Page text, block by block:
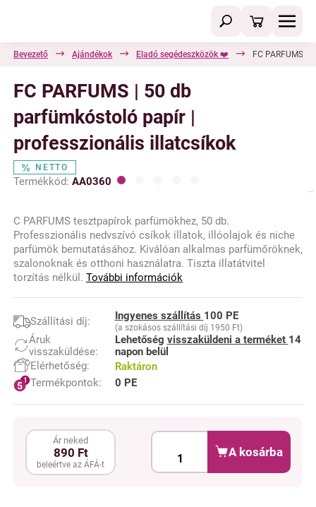
Bevezető Ajándékok Eladó segédeszközök ❤️ FC PARFUMS
FC PARFUMS | 50 db
parfümkóstoló papír |
professzionális illatcsíkok
NETTO
Termékkód: AA0360
C PARFUMS tesztpapírok parfümökhez, 50 db.
Professzionális nedvszívó csíkok illatok, illóolajok és niche
parfümök bemutatásához. Kiválóan alkalmas parfümőröknek,
szalonoknak és otthoni használatra. Tiszta illatátvitel
torzítás nélkül. További információk
Szállítási díj: Ingyenes szállítás 100 PE
(a szokásos szállítási díj 1950 Ft)
Áruk
visszaküldése:
Lehetőség visszaküldeni a terméket 14
napon belül
Elérhetőség:
Raktáron
Termékpontok:
0 PE
Ár neked
890 Ft
beleértve az ÁFÁ-t
A kosárba